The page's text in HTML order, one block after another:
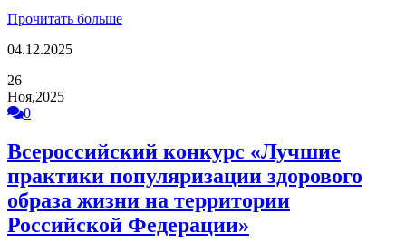
Прочитать больше
04.12.2025
26
Ноя,2025
0
Всероссийский конкурс «Лучшие
практики популяризации здорового
образа жизни на территории
Российской Федерации»